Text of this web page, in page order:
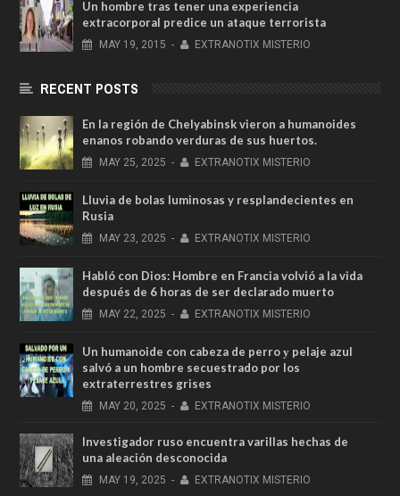
Un hombre tras tener una experiencia
extracorporal predice un ataque terrorista
MAY 19, 2015 - EXTRANOTIX MISTERIO
RECENT POSTS
En la región de Chelyabinsk vieron a humanoides
enanos robando verduras de sus huertos.
MAY 25, 2025 - EXTRANOTIX MISTERIO
Lluvia de bolas luminosas y resplandecientes en
Rusia
MAY 23, 2025 - EXTRANOTIX MISTERIO
Habló con Dios: Hombre en Francia volvió a la vida
después de 6 horas de ser declarado muerto
MAY 22, 2025 - EXTRANOTIX MISTERIO
Un humanoide con cabeza de perro у pelaje azul
salvó a un hombre secuestrado por los
extraterrestres grises
MAY 20, 2025 - EXTRANOTIX MISTERIO
Investigador ruso encuentra varillas hechas de
una aleación desconocida
MAY 19, 2025 - EXTRANOTIX MISTERIO